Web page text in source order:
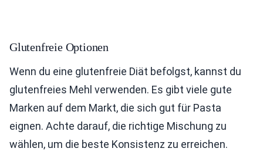
Glutenfreie Optionen
Wenn du eine glutenfreie Diät befolgst, kannst du
glutenfreies Mehl verwenden. Es gibt viele gute
Marken auf dem Markt, die sich gut für Pasta
eignen. Achte darauf, die richtige Mischung zu
wählen, um die beste Konsistenz zu erreichen.